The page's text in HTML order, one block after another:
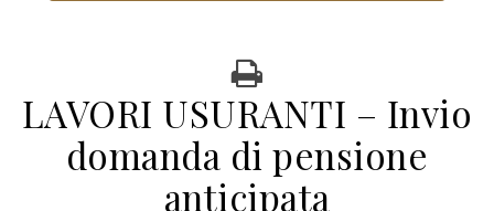
LAVORI USURANTI – Invio
domanda di pensione
anticipata